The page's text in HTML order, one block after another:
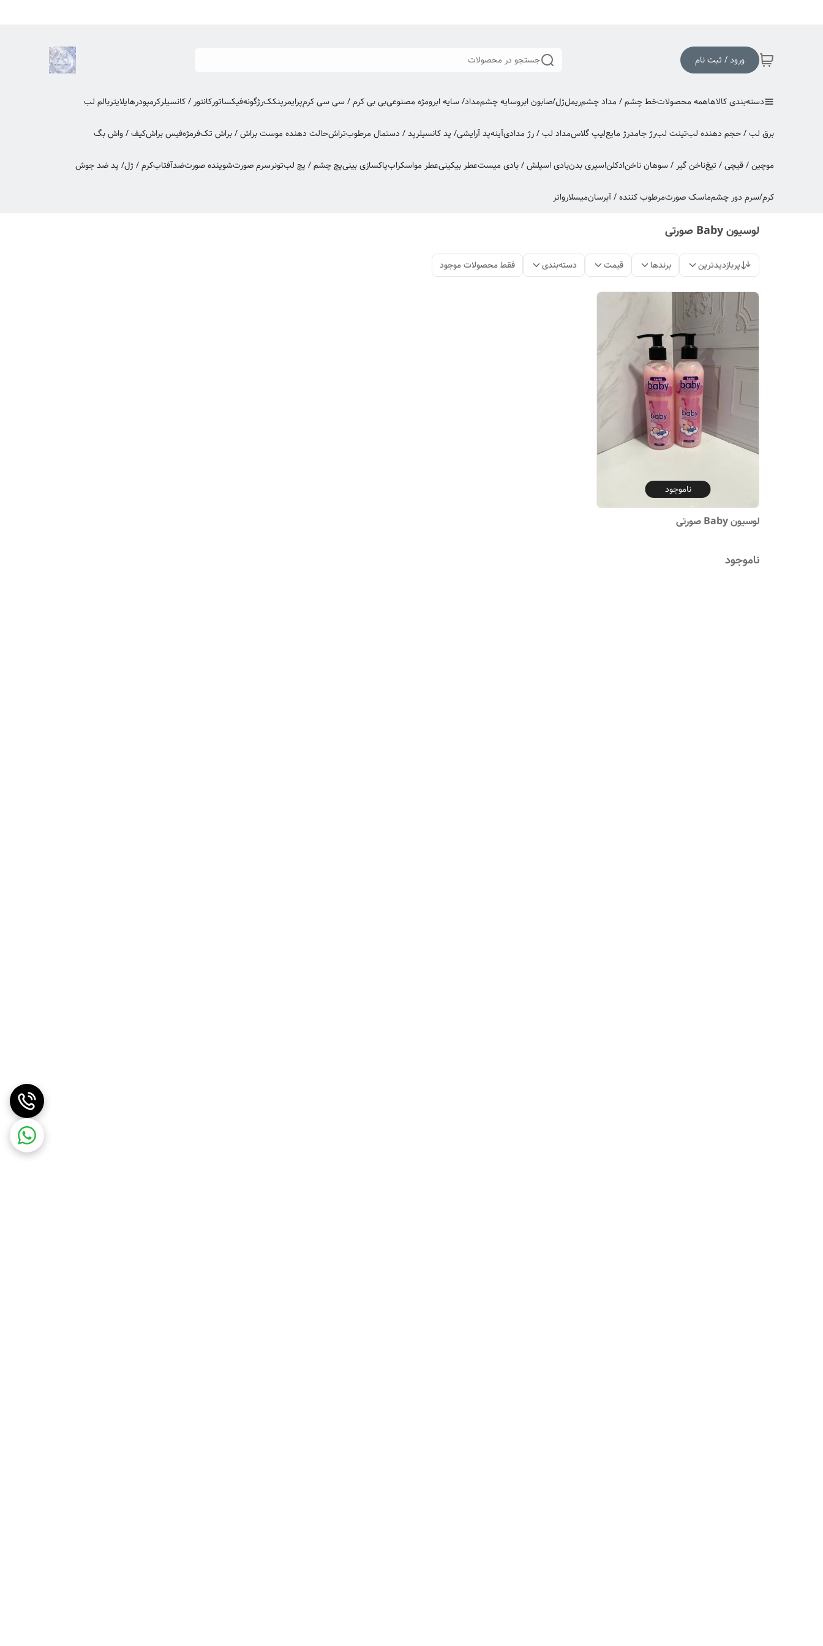
ورود / ثبت نام جستجو در محصولات
دسته‌بندی کالاهاهمه محصولاتخط چشم / مداد چشمریملژل/صابون ابروسایه چشممداد/ سایه ابرومژه مصنوعیبی بی کرم / سی سی کرمپرایمرپنککرژگونهفیکساتورکانتور / کانسیلرکرمپودرهایلایتربالم لب
برق لب / حجم دهنده لبتینت لبرژ جامدرژ مایعلیپ گلاسمداد لب / رژ مدادیآینهپد آرایشی/ پد کانسیلرپد / دستمال مرطوبتراشحالت دهنده موست براش / براش تکفرمژهفیس براشکیف / واش بگ
موچین / قیچی / تیغناخن گیر / سوهان ناخنادکلناسپری بدنبادی اسپلش / بادی میستعطر بیکینیعطر مواسکرابپاکسازی بینیپچ چشم / پچ لبتونرسرم صورتشوینده صورتضدآفتابکرم / ژل/ پد ضد جوش
کرم/سرم دور چشمماسک صورتمرطوب کننده / آبرسانمیسلارواتر
لوسیون Baby صورتی
پربازدیدترین برندها قیمت دسته‌بندی فقط محصولات موجود
ناموجود
لوسیون Baby صورتی
ناموجود